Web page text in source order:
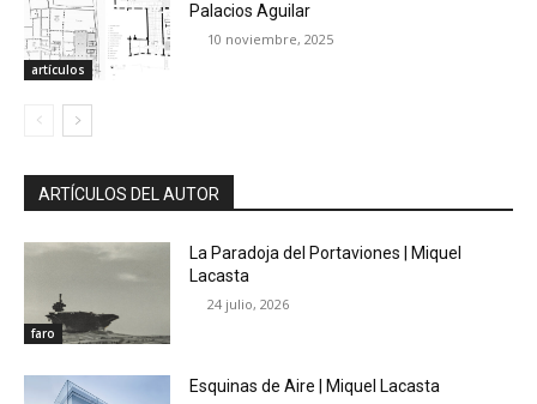
artículos
Palacios Aguilar
10 noviembre, 2025
ARTÍCULOS DEL AUTOR
faro
La Paradoja del Portaviones | Miquel
Lacasta
24 julio, 2026
Esquinas de Aire | Miquel Lacasta